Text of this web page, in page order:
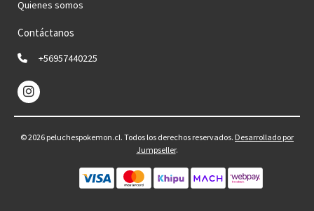
Quienes somos
Contáctanos
+56957440225
© 2026 peluchespokemon.cl. Todos los derechos reservados. Desarrollado por
Jumpseller.